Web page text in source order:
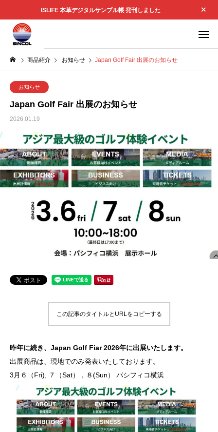
ISLIFE 本革デジタルサンプル帳 発刊しました
商品紹介 お知らせ Japan Golf Fair 出展のお知らせ
お知らせ
Japan Golf Fair 出展のお知らせ
2026.01.19
この記事のタイトルとURLをコピーする
昨年に続き、Japan Golf Fiar 2026年に出展いたします。
出展商品は、現地でのみ発表いたしております。
3月６（Fri), ７（Sat），８(Sun） パシフィコ横浜